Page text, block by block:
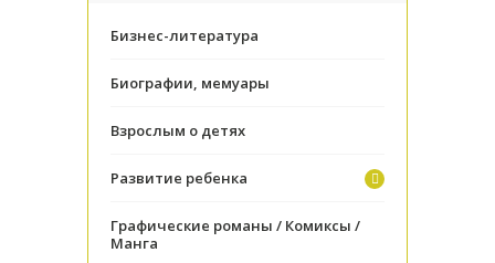
Бизнес-литература
Биографии, мемуары
Взрослым о детях
Развитие ребенка
Графические романы / Комиксы /
Манга